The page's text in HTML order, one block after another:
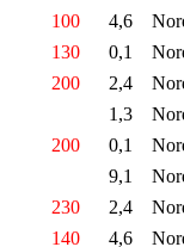
100 4,6
130 0,1
200 2,4
1,3
200 0,1
9,1
230 2,4
140 4,6